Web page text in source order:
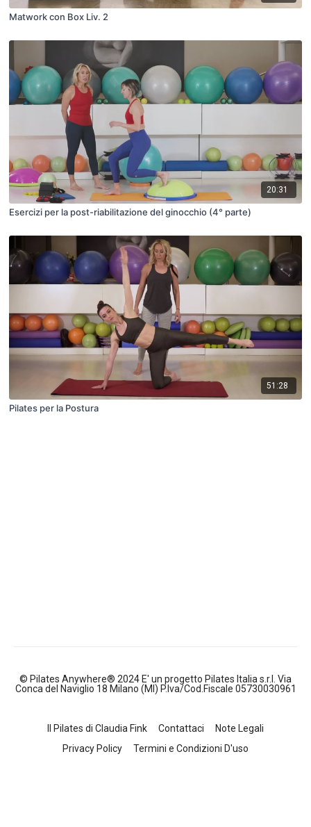
Matwork con Box Liv. 2
20:31
Esercizi per la post-riabilitazione del ginocchio (4° parte)
51:28
Pilates per la Postura
© Pilates Anywhere® 2024 E' un progetto Pilates Italia s.r.l. Via
Conca del Naviglio 18 Milano (MI) P.Iva/Cod.Fiscale 05730030961
Il Pilates di Claudia Fink Contattaci
Note Legali
Privacy Policy
Termini e Condizioni D'uso